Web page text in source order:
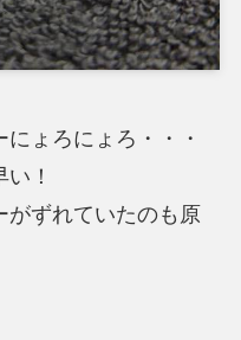
ょろにょろ・・・
！
がずれていたのも原